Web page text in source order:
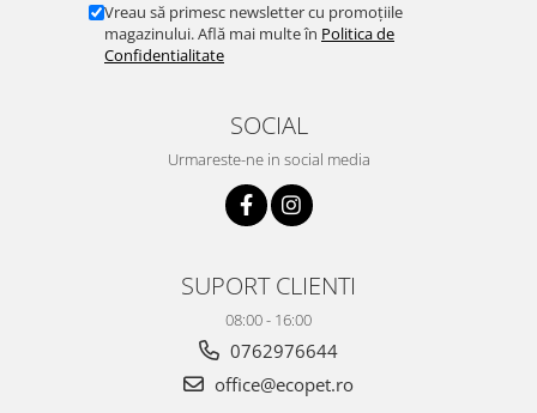
Vreau să primesc newsletter cu promoțiile
magazinului. Află mai multe în Politica de
Confidentialitate
SOCIAL
Urmareste-ne in social media
SUPORT CLIENTI
08:00 - 16:00
0762976644
office@ecopet.ro